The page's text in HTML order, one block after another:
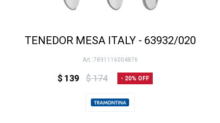
TENEDOR MESA ITALY - 63932/020
7891116004876
$ 139 $174 20